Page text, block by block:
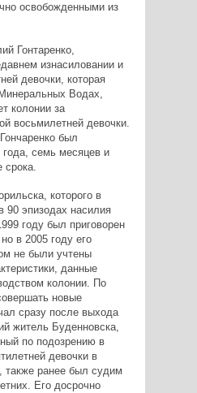
освобожденными из
Гонтаренко,
изнасиловании и
девочки, которая
Водах,
колонии за
восьмилетней девочки.
был
семь месяцев и
срока.
которого в
90 эпизодах насилия
году был приговорен
в 2005 году его
не были учтены
данные
колонии. По
новые
сразу после выхода
житель Буденновска,
по подозрению в
девочки в
также ранее был судим
Его досрочно